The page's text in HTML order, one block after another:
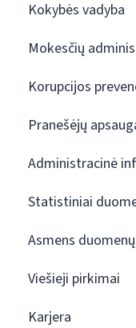
Kokybės vadyba
Mokesčių
Korupcijos
Pranešėjų
Administracinė
Statistiniai
Asmens
Viešieji pirkimai
Karjera